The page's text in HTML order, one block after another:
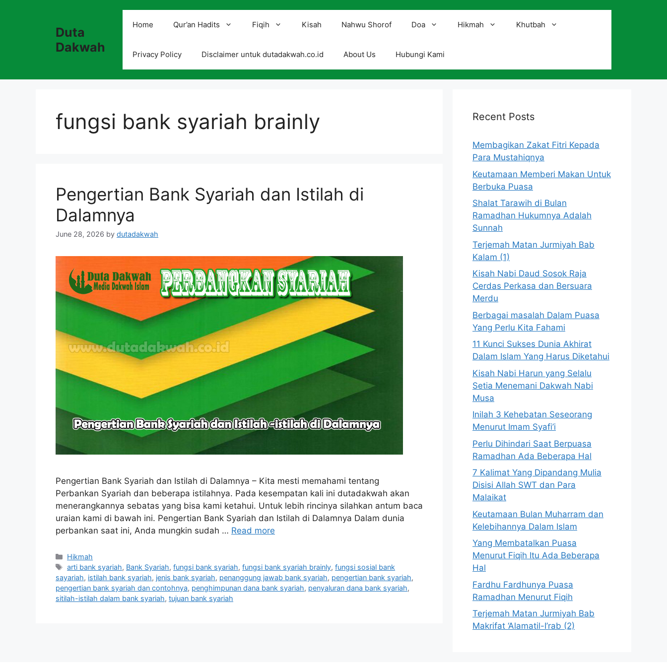
Duta
Dakwah
Home Qur’an Hadits Fiqih Kisah Nahwu Shorof Doa Hikmah Khutbah
Privacy Policy Disclaimer untuk dutadakwah.co.id About Us Hubungi Kami
fungsi bank syariah brainly
Pengertian Bank Syariah dan Istilah di
Dalamnya
June 28, 2026 by dutadakwah
Pengertian Bank Syariah dan Istilah di Dalamnya – Kita mesti memahami tentang
Perbankan Syariah dan beberapa istilahnya. Pada kesempatan kali ini dutadakwah akan
menerangkannya sebatas yang bisa kami ketahui. Untuk lebih rincinya silahkan antum baca
uraian kami di bawah ini. Pengertian Bank Syariah dan Istilah di Dalamnya Dalam dunia
perbankan saat ini, Anda mungkin sudah … Read more
Categories
Hikmah
Tags
arti bank syariah, Bank Syariah,fungsi bank syariah,fungsi bank syariah brainly,fungsi sosial bank
sayariah, istilah bank syariah, jenis bank syariah, penanggung jawab bank syariah, pengertian bank syariah,
pengertian bank syariah dan contohnya, penghimpunan dana bank syariah, penyaluran dana bank syariah,
sitilah-istilah dalam bank syariah, tujuan bank syariah
Recent Posts
Membagikan Zakat Fitri Kepada
Para Mustahiqnya
Keutamaan Memberi Makan Untuk
Berbuka Puasa
Shalat Tarawih di Bulan
Ramadhan Hukumnya Adalah
Sunnah
Terjemah Matan Jurmiyah Bab
Kalam (1)
Kisah Nabi Daud Sosok Raja
Cerdas Perkasa dan Bersuara
Merdu
Berbagai masalah Dalam Puasa
Yang Perlu Kita Fahami
11 Kunci Sukses Dunia Akhirat
Dalam Islam Yang Harus Diketahui
Kisah Nabi Harun yang Selalu
Setia Menemani Dakwah Nabi
Musa
Inilah 3 Kehebatan Seseorang
Menurut Imam Syafi’i
Perlu Dihindari Saat Berpuasa
Ramadhan Ada Beberapa Hal
7 Kalimat Yang Dipandang Mulia
Disisi Allah SWT dan Para
Malaikat
Keutamaan Bulan Muharram dan
Kelebihannya Dalam Islam
Yang Membatalkan Puasa
Menurut Fiqih Itu Ada Beberapa
Hal
Fardhu Fardhunya Puasa
Ramadhan Menurut Fiqih
Terjemah Matan Jurmiyah Bab
Makrifat ‘Alamatil-I’rab (2)